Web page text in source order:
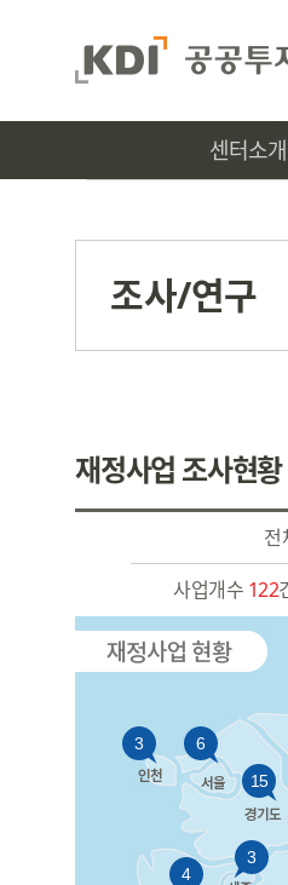
센터소개
조사/연구
재정사업 조사현황
전
사업개수 122
15
6
3
3
4